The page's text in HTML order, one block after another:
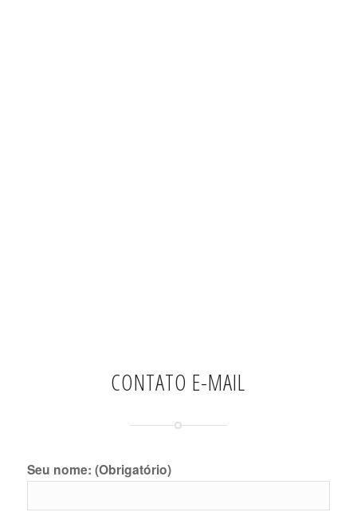
CONTATO E-MAIL
Seu nome: (Obrigatório)